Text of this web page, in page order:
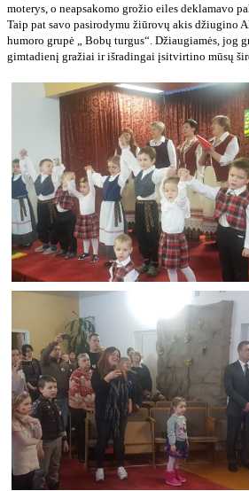
moterys, o neapsakomo grožio eiles deklamavo
Taip pat savo pasirodymu žiūrovų akis džiugino
humoro grupė „ Bobų turgus“. Džiaugiamės, jog
gimtadienį gražiai ir išradingai įsitvirtino mūsų